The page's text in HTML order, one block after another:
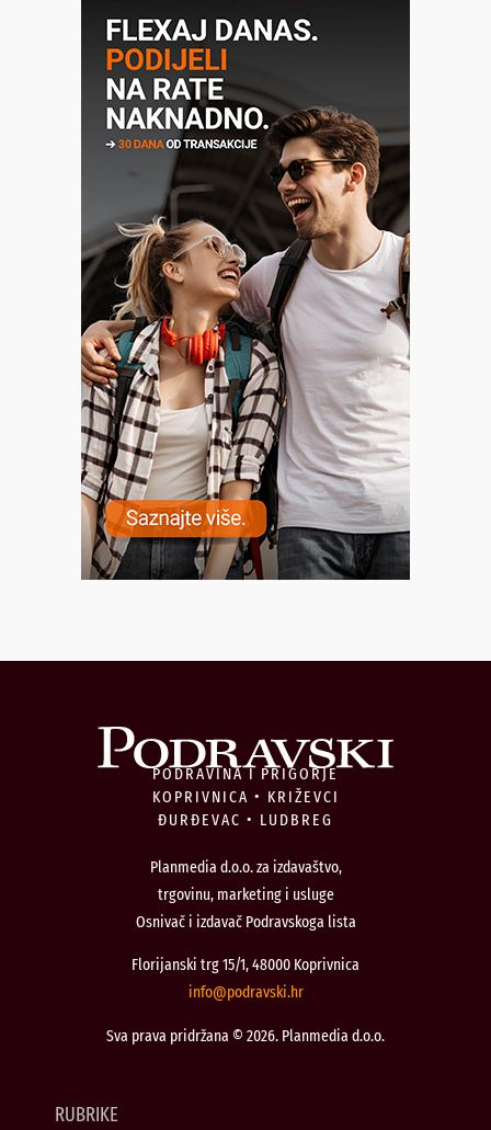
PODRAVINA I PRIGORJE
KOPRIVNICA • KRIŽEVCI
ĐURĐEVAC • LUDBREG
Planmedia d.o.o. za izdavaštvo,
trgovinu, marketing i usluge
Osnivač i izdavač Podravskoga lista
Florijanski trg 15/1, 48000 Koprivnica
rh.iksvardop
@ofni
Sva prava pridržana © 2026. Planmedia d.o.o.
RUBRIKE